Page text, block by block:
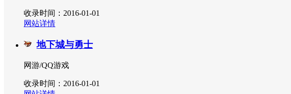
收录时间：2016-01-01
网站详情
地下城与勇士
网游/QQ游戏
收录时间：2016-01-01